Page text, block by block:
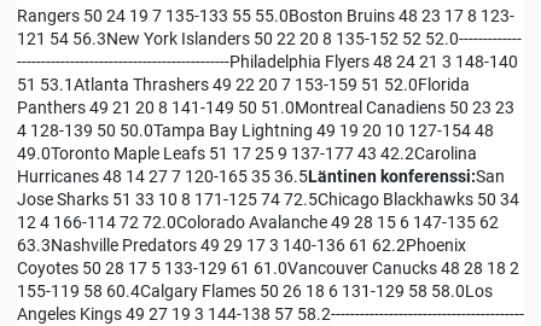
Rangers 50 24 19 7 135-133 55 55.0Boston Bruins 48 23 17 8 123-
121 54 56.3New York Islanders 50 22 20 8 135-152 52 52.0-------------
--------------------------------------------Philadelphia Flyers 48 24 21 3 148-140
51 53.1Atlanta Thrashers 49 22 20 7 153-159 51 52.0Florida
Panthers 49 21 20 8 141-149 50 51.0Montreal Canadiens 50 23 23
4 128-139 50 50.0Tampa Bay Lightning 49 19 20 10 127-154 48
49.0Toronto Maple Leafs 51 17 25 9 137-177 43 42.2Carolina
Hurricanes 48 14 27 7 120-165 35 36.5Läntinen konferenssi:San
Jose Sharks 51 33 10 8 171-125 74 72.5Chicago Blackhawks 50 34
12 4 166-114 72 72.0Colorado Avalanche 49 28 15 6 147-135 62
63.3Nashville Predators 49 29 17 3 140-136 61 62.2Phoenix
Coyotes 50 28 17 5 133-129 61 61.0Vancouver Canucks 48 28 18 2
155-119 58 60.4Calgary Flames 50 26 18 6 131-129 58 58.0Los
Angeles Kings 49 27 19 3 144-138 57 58.2----------------------------------------